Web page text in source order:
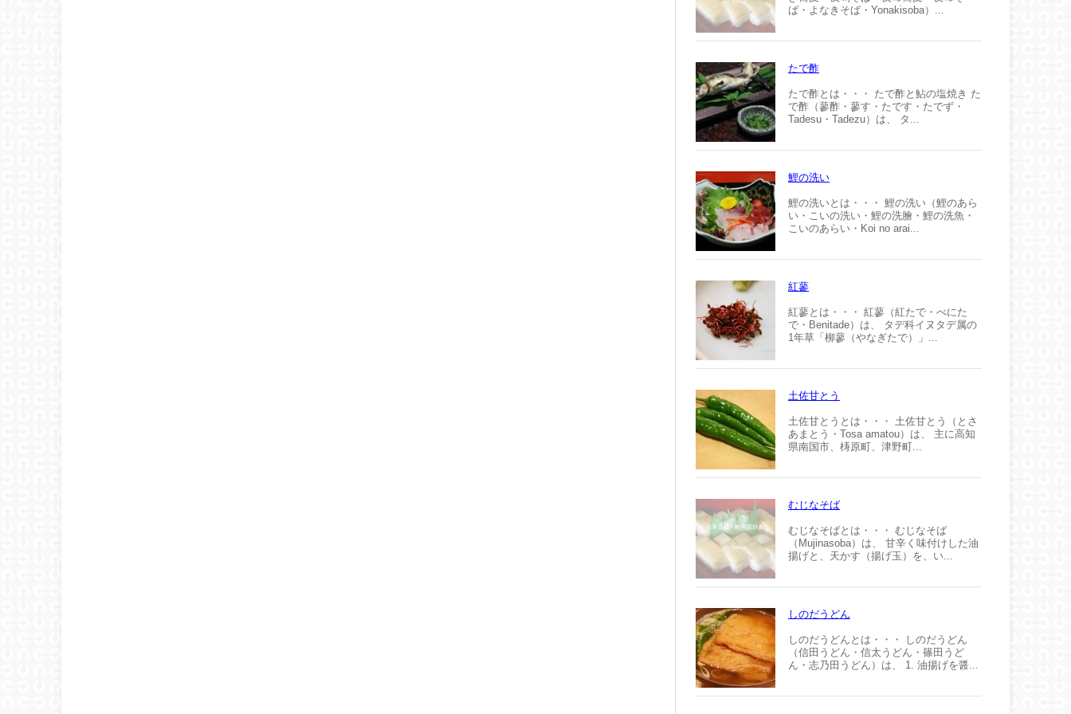
ば・よなきそば・Yonakisoba）...
たで酢
たで酢とは・・・ たで酢と鮎の塩焼き た
で酢（蓼酢・蓼す・たです・たでず・
Tadesu・Tadezu）は、 タ...
鯉の洗い
鯉の洗いとは・・・ 鯉の洗い（鯉のあら
い・こいの洗い・鯉の洗膾・鯉の洗魚・
こいのあらい・Koi no arai...
紅蓼
紅蓼とは・・・ 紅蓼（紅たで・べにた
で・Benitade）は、 タデ科イヌタデ属の
1年草「柳蓼（やなぎたで）」...
土佐甘とう
土佐甘とうとは・・・ 土佐甘とう（とさ
あまとう・Tosa amatou）は、 主に高知
県南国市、梼原町、津野町...
むじなそば
むじなそばとは・・・ むじなそば
（Mujinasoba）は、 甘辛く味付けした油
揚げと、天かす（揚げ玉）を、い...
しのだうどん
しのだうどんとは・・・ しのだうどん
（信田うどん・信太うどん・篠田うど
ん・志乃田うどん）は、 1. 油揚げを醤...